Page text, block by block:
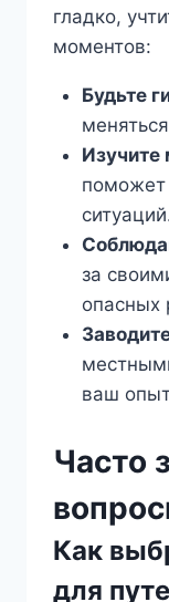
гладко,
моментов:
Будьте
Изучите
поможет
за
опасных
ваш
Часто
Как
для